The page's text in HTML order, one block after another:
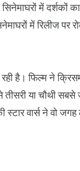
में दर्शकों
में रिलीज पर
रही है। फिल्म ने
या चौथी सबसे
वार्स ने वो